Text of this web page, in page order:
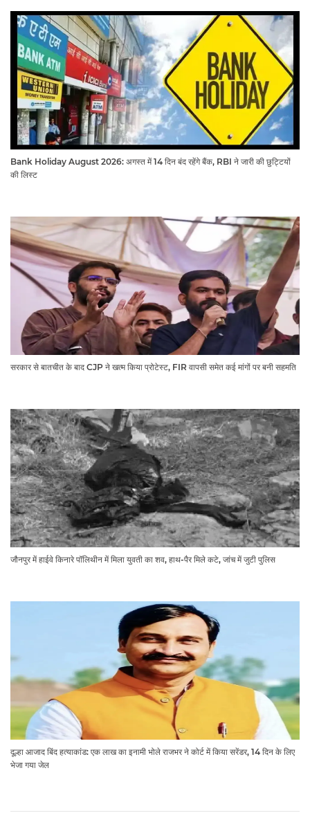
Bank Holiday August 2026: अगस्त में 14 दिन बंद रहेंगे बैंक, RBI ने जारी की छुट्टियों
की लिस्ट​​​​​​​
सरकार से बातचीत के बाद CJP ने खत्म किया प्रोटेस्ट, FIR वापसी समेत कई मांगों पर बनी सहमति
जौनपुर में हाईवे किनारे पॉलिथीन में मिला युवती का शव, हाथ-पैर मिले कटे, जांच में जुटी पुलिस
दूल्हा आजाद बिंद हत्याकांड: एक लाख का इनामी भोले राजभर ने कोर्ट में किया सरेंडर, 14 दिन के लिए
भेजा गया जेल